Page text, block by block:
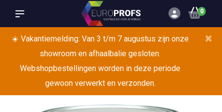
0
☀️ Vakantiemelding: Van 3 t/m 7 augustus zijn onze
showroom en afhaalbalie gesloten.
Webshopbestellingen worden in deze periode
gewoon verwerkt en verzonden.
×